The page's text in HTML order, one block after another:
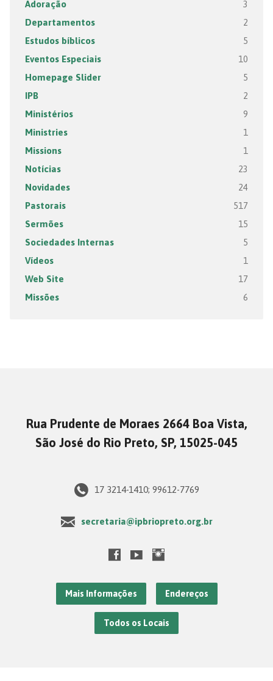
Adoração 3
Departamentos 2
Estudos bíblicos 5
Eventos Especiais 10
Homepage Slider 5
IPB 2
Ministérios 9
Ministries 1
Missions 1
Notícias 23
Novidades 24
Pastorais 517
Sermões 15
Sociedades Internas 5
Vídeos 1
Web Site 17
Missões 6
Rua Prudente de Moraes 2664 Boa Vista,
São José do Rio Preto, SP, 15025-045
17 3214-1410; 99612-7769
secretaria@ipbriopreto.org.br
Mais Informações Endereços
Todos os Locais